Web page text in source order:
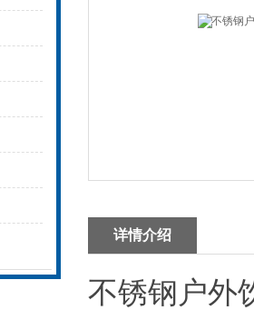
详情介绍
不锈钢户外